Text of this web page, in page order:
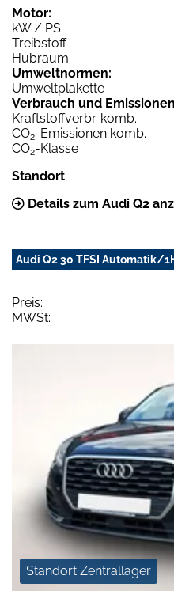
Motor:
kW / PS
Treibstoff
Hubraum
Umweltnormen:
Umweltplakette
Verbrauch und
Kraftstoffverbr. komb.
CO2-Emissionen komb.
CO2-Klasse
Standort
Details zum Audi Q2
Audi Q2 30 TFSI Automatik/
Preis:
MWSt:
Standort Zentrallager